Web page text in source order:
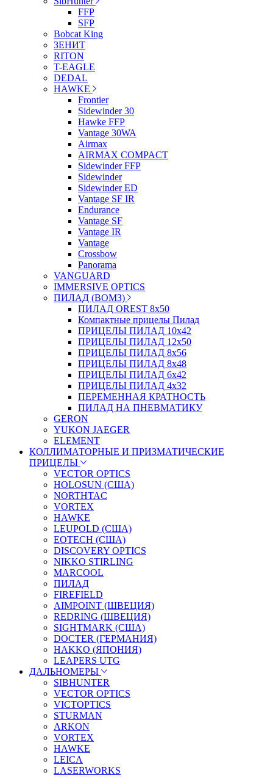
FFP
SFP
Bobcat King
ЗЕНИТ
RITON
T-EAGLE
DEDAL
HAWKE
Frontier
Sidewinder 30
Hawke FFP
Vantage 30WA
Airmax
AIRMAX COMPACT
Sidewinder FFP
Sidewinder
Sidewinder ED
Vantage SF IR
Endurance
Vantage SF
Vantage IR
Vantage
Crossbow
Panorama
VANGUARD
IMMERSIVE OPTICS
ПИЛАД (ВОМЗ)
ПИЛАД OREST 8х50
Компактные прицелы Пилад
ПРИЦЕЛЫ ПИЛАД 10х42
ПРИЦЕЛЫ ПИЛАД 12х50
ПРИЦЕЛЫ ПИЛАД 8х56
ПРИЦЕЛЫ ПИЛАД 8х48
ПРИЦЕЛЫ ПИЛАД 6х42
ПРИЦЕЛЫ ПИЛАД 4х32
ПЕРЕМЕННАЯ КРАТНОСТЬ
ПИЛАД НА ПНЕВМАТИКУ
GERON
YUKON JAEGER
ELEMENT
КОЛЛИМАТОРНЫЕ И ПРИЗМАТИЧЕСКИЕ
ПРИЦЕЛЫ
VECTOR OPTICS
HOLOSUN (США)
NORTHTAC
VORTEX
HAWKE
LEUPOLD (США)
EOTECH (США)
DISCOVERY OPTICS
NIKKO STIRLING
MARCOOL
ПИЛАД
FIREFIELD
AIMPOINT (ШВЕЦИЯ)
REDRING (ШВЕЦИЯ)
SIGHTMARK (США)
DOCTER (ГЕРМАНИЯ)
HAKKO (ЯПОНИЯ)
LEAPERS UTG
ДАЛЬНОМЕРЫ
SIBHUNTER
VECTOR OPTICS
VICTOPTICS
STURMAN
ARKON
VORTEX
HAWKE
LEICA
LASERWORKS